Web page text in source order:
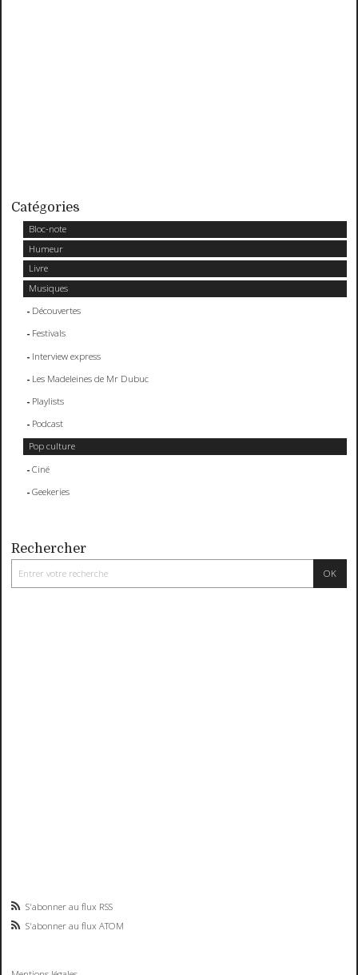
Catégories
Bloc-note
Humeur
Livre
Musiques
Découvertes
Festivals
Interview express
Les Madeleines de Mr Dubuc
Playlists
Podcast
Pop culture
Ciné
Geekeries
Rechercher
S'abonner au flux RSS
S'abonner au flux ATOM